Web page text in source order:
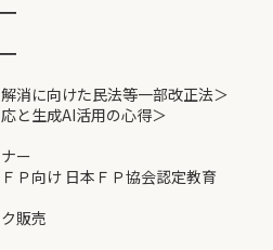
に向けた民法等一部改正法＞
生成AI活用の心得＞
ー
向け 日本ＦＰ協会認定教育
販売